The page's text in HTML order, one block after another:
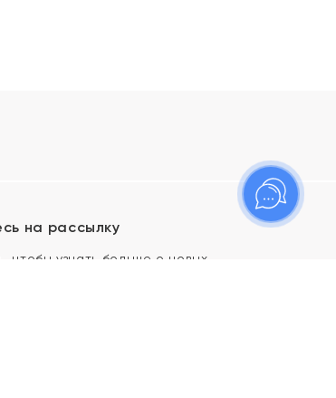
на рассылку
чтобы узнать больше о новых